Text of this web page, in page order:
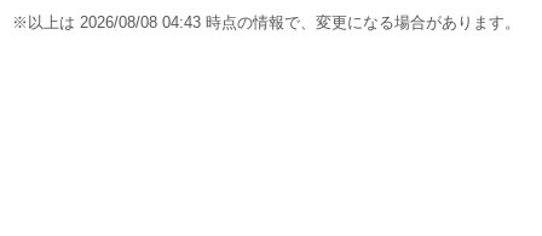
※以上は 2026/08/08 04:43 時点の情報で、変更になる場合があります。